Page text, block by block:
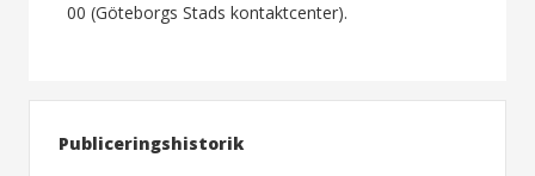
00 (Göteborgs Stads kontaktcenter).
Publiceringshistorik